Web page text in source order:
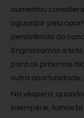
aumentou
aguardar pela
persistência do
Engrossamos a
para os próximos
outra oportunidade…
Na véspera,
intempérie, fomos